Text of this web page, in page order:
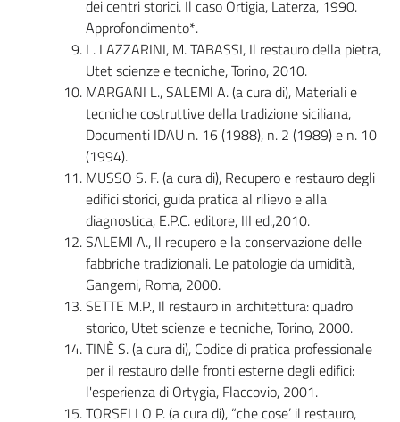
dei centri storici. Il caso Ortigia, Laterza, 1990.
Approfondimento*.
L. LAZZARINI, M. TABASSI, Il restauro della pietra,
Utet scienze e tecniche, Torino, 2010.
MARGANI L., SALEMI A. (a cura di), Materiali e
tecniche costruttive della tradizione siciliana,
Documenti IDAU n. 16 (1988), n. 2 (1989) e n. 10
(1994).
MUSSO S. F. (a cura di), Recupero e restauro degli
edifici storici, guida pratica al rilievo e alla
diagnostica, E.P.C. editore, III ed.,2010.
SALEMI A., Il recupero e la conservazione delle
fabbriche tradizionali. Le patologie da umidità,
Gangemi, Roma, 2000.
SETTE M.P., Il restauro in architettura: quadro
storico, Utet scienze e tecniche, Torino, 2000.
TINÈ S. (a cura di), Codice di pratica professionale
per il restauro delle fronti esterne degli edifici:
l'esperienza di Ortygia, Flaccovio, 2001.
TORSELLO P. (a cura di), “che cose’ il restauro,